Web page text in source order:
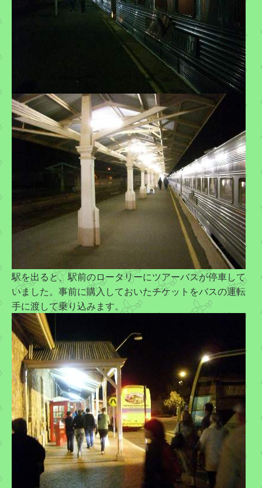
駅を出ると、駅前のロータリーにツアーバスが停車して
いました。事前に購入しておいたチケットをバスの運転
手に渡して乗り込みます。